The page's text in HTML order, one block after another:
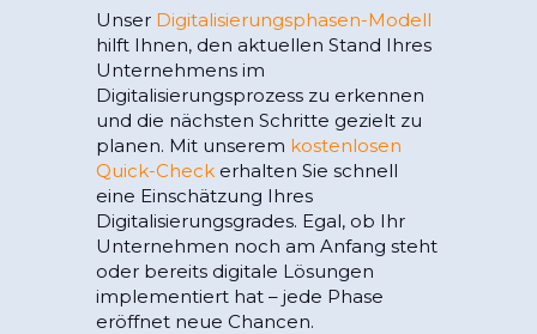
Unser Digitalisierungsphasen-Modell
hilft Ihnen, den aktuellen Stand Ihres
Unternehmens im
Digitalisierungsprozess zu erkennen
und die nächsten Schritte gezielt zu
planen. Mit unserem kostenlosen
Quick-Check erhalten Sie schnell
eine Einschätzung Ihres
Digitalisierungsgrades. Egal, ob Ihr
Unternehmen noch am Anfang steht
oder bereits digitale Lösungen
implementiert hat – jede Phase
eröffnet neue Chancen.